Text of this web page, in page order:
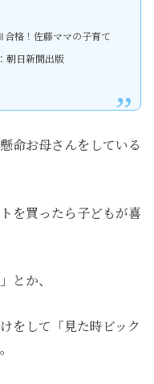
格！佐藤ママの子育て
朝日新聞出版
命お母さんをしている
を買ったら子どもが喜
とか、
をして「見た時ビック